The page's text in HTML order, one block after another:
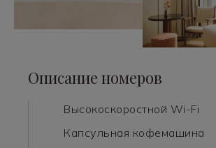
Описание номеров
Высокоскоростной Wi-Fi
Капсульная кофемашина